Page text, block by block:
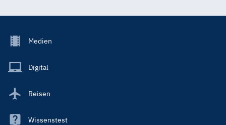
Footer
Main
Medien
Digital
Reisen
Wissenstest